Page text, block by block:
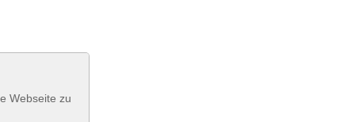
Webseite zu